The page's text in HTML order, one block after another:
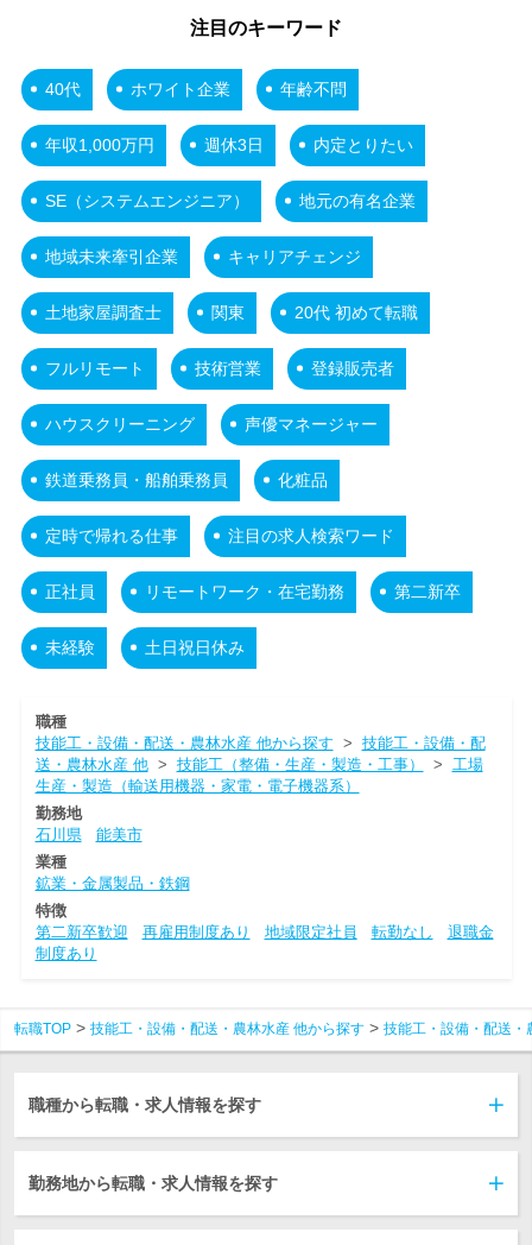
注目のキーワード
40代 ホワイト企業 年齢不問
年収1,000万円 週休3日 内定とりたい
SE（システムエンジニア） 地元の有名企業
地域未来牽引企業 キャリアチェンジ
土地家屋調査士 関東 20代 初めて転職
フルリモート 技術営業 登録販売者
ハウスクリーニング 声優マネージャー
鉄道乗務員・船舶乗務員 化粧品
定時で帰れる仕事 注目の求人検索ワード
正社員 リモートワーク・在宅勤務 第二新卒
未経験 土日祝日休み
職種
技能工・設備・配送・農林水産 他から探す > 技能工・設備・配
送・農林水産 他> 技能工（整備・生産・製造・工事） > 工場
生産・製造（輸送用機器・家電・電子機器系）
勤務地
石川県
能美市
業種
鉱業・金属製品・鉄鋼
特徴
第二新卒歓迎
再雇用制度あり 地域限定社員 転勤なし
退職金
制度あり
転職TOP 技能工・設備・配送・農林水産 他から探す 技能工・設備・配送・
職種から転職・求人情報を探す
勤務地から転職・求人情報を探す